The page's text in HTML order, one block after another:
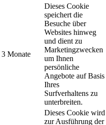
3 Monate
Dieses Cookie
speichert die
Besuche über
Websites hinweg
und dient zu
Marketingzwecken
um Ihnen
persönliche
Angebote auf Basis
Ihres
Surfverhaltens zu
unterbreiten.
Dieses Cookie wird
zur Ausführung der